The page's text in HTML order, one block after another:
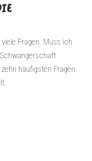
Fragen. Muss ich
häufigsten Fragen